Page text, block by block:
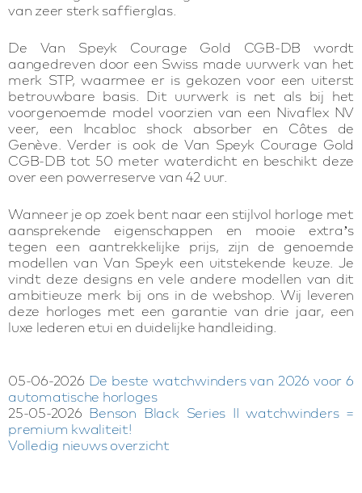
van zeer sterk saffierglas.
De Van Speyk Courage Gold CGB-DB wordt
aangedreven door een Swiss made uurwerk van het
merk STP, waarmee er is gekozen voor een uiterst
betrouwbare basis. Dit uurwerk is net als bij het
voorgenoemde model voorzien van een Nivaflex NV
veer, een Incabloc shock absorber en Côtes de
Genève. Verder is ook de Van Speyk Courage Gold
CGB-DB tot 50 meter waterdicht en beschikt deze
over een powerreserve van 42 uur.
Wanneer je op zoek bent naar een stijlvol horloge met
aansprekende eigenschappen en mooie extra’s
tegen een aantrekkelijke prijs, zijn de genoemde
modellen van Van Speyk een uitstekende keuze. Je
vindt deze designs en vele andere modellen van dit
ambitieuze merk bij ons in de webshop. Wij leveren
deze horloges met een garantie van drie jaar, een
luxe lederen etui en duidelijke handleiding.
05-06-2026 De beste watchwinders van 2026 voor 6
automatische horloges
25-05-2026 Benson Black Series II watchwinders =
premium kwaliteit!
Volledig nieuws overzicht